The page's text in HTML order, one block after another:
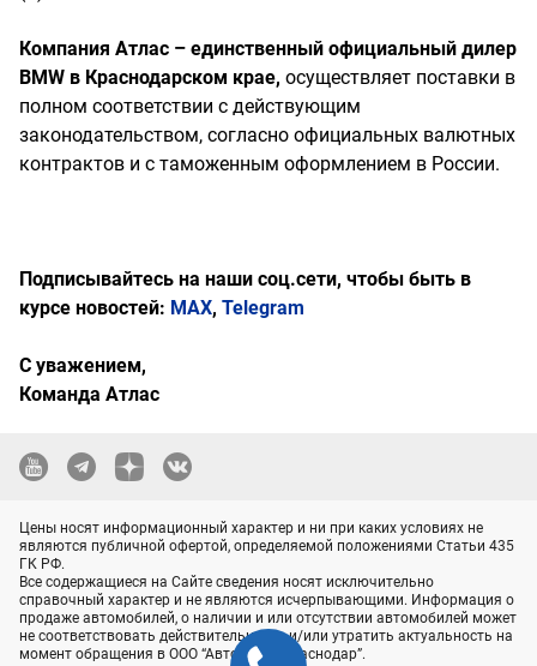
Компания Атлас – единственный официальный дилер
BMW в Краснодарском крае, осуществляет поставки в
полном соответствии с действующим
законодательством, согласно официальных валютных
контрактов и с таможенным оформлением в России.
Подписывайтесь на наши соц.сети, чтобы быть в
курсе новостей: MAX, Telegram
С уважением,
Команда Атлас
Цены носят информационный характер и ни при каких условиях не
являются публичной офертой, определяемой положениями Статьи 435
ГК РФ.
Все содержащиеся на Сайте сведения носят исключительно
справочный характер и не являются исчерпывающими. Информация о
продаже автомобилей, о наличии и или отсутствии автомобилей может
не соответствовать действительности и/или утратить актуальность на
момент обращения в ООО “АвтоТрейд-Краснодар”.